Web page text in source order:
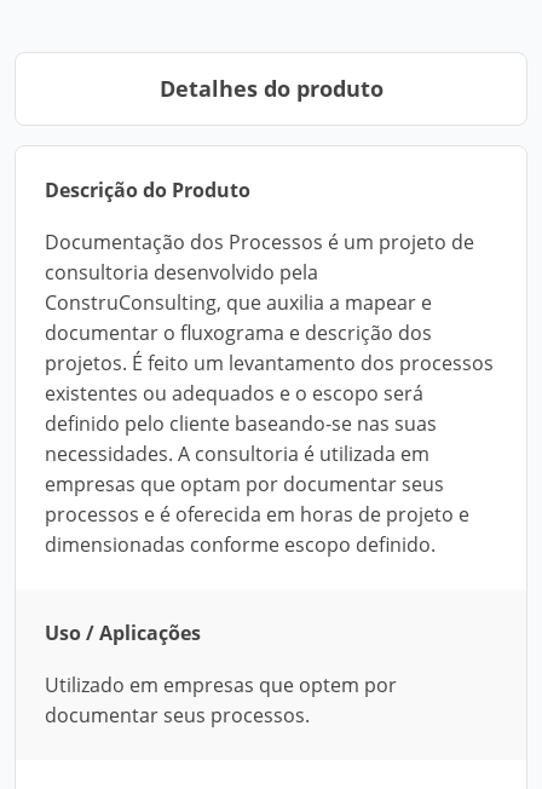
Detalhes do produto
Descrição do Produto
Documentação dos Processos é um projeto de
consultoria desenvolvido pela
ConstruConsulting, que auxilia a mapear e
documentar o fluxograma e descrição dos
projetos. É feito um levantamento dos processos
existentes ou adequados e o escopo será
definido pelo cliente baseando-se nas suas
necessidades. A consultoria é utilizada em
empresas que optam por documentar seus
processos e é oferecida em horas de projeto e
dimensionadas conforme escopo definido.
Uso / Aplicações
Utilizado em empresas que optem por
documentar seus processos.